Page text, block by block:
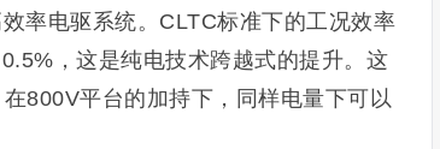
率电驱系统。CLTC标准下的工况效率
，这是纯电技术跨越式的提升。这
800V平台的加持下，同样电量下可以